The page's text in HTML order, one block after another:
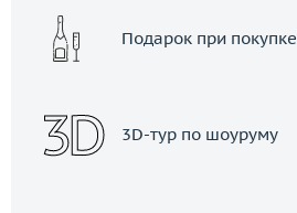
Подарок при покупке
3D-тур по шоуруму